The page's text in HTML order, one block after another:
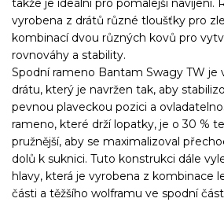
vyrobena z drátů různé tloušťky pro
kombinací dvou různých kovů pro
rovnováhy a stability.
Spodní rameno Bantam Swagy TW je
drátu, který je navržen tak, aby
pevnou plaveckou pozici a
rameno, které drží lopatky, je o 30 %
pružnější, aby se maximalizoval
dolů k suknici. Tuto konstrukci dále
hlavy, která je vyrobena z kombinace
části a těžšího wolframu ve spodní